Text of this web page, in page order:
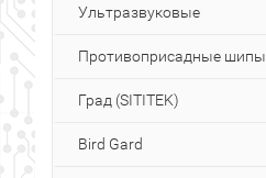
Ультразвуковые
Противоприсадные шипы
Град (SITITEK)
Bird Gard